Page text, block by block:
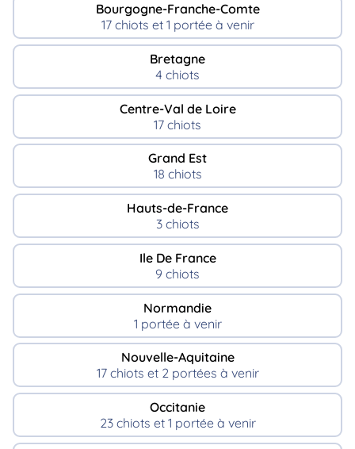
Bourgogne-Franche-Comte
17 chiots et 1 portée à venir
Bretagne
4 chiots
Centre-Val de Loire
17 chiots
Grand Est
18 chiots
Hauts-de-France
3 chiots
Ile De France
9 chiots
Normandie
1 portée à venir
Nouvelle-Aquitaine
17 chiots et 2 portées à venir
Occitanie
23 chiots et 1 portée à venir